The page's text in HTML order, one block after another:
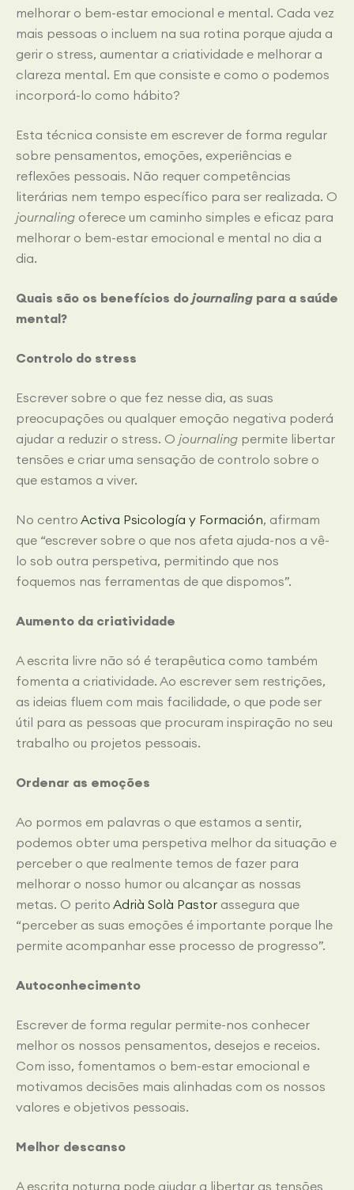
melhorar o bem-estar emocional e mental. Cada vez
mais pessoas o incluem na sua rotina porque ajuda a
gerir o stress, aumentar a criatividade e melhorar a
clareza mental. Em que consiste e como o podemos
incorporá-lo como hábito?
Esta técnica consiste em escrever de forma regular
sobre pensamentos, emoções, experiências e
reflexões pessoais. Não requer competências
literárias nem tempo específico para ser realizada. O
journaling oferece um caminho simples e eficaz para
melhorar o bem-estar emocional e mental no dia a
dia.
Quais são os benefícios do journaling para a saúde
mental?
Controlo do stress
Escrever sobre o que fez nesse dia, as suas
preocupações ou qualquer emoção negativa poderá
ajudar a reduzir o stress. O journaling permite libertar
tensões e criar uma sensação de controlo sobre o
que estamos a viver.
No centro Activa Psicología y Formación, afirmam
que “escrever sobre o que nos afeta ajuda-nos a vê-
lo sob outra perspetiva, permitindo que nos
foquemos nas ferramentas de que dispomos”.
Aumento da criatividade
A escrita livre não só é terapêutica como também
fomenta a criatividade. Ao escrever sem restrições,
as ideias fluem com mais facilidade, o que pode ser
útil para as pessoas que procuram inspiração no seu
trabalho ou projetos pessoais.
Ordenar as emoções
Ao pormos em palavras o que estamos a sentir,
podemos obter uma perspetiva melhor da situação e
perceber o que realmente temos de fazer para
melhorar o nosso humor ou alcançar as nossas
metas. O perito Adrià Solà Pastor assegura que
“perceber as suas emoções é importante porque lhe
permite acompanhar esse processo de progresso”.
Autoconhecimento
Escrever de forma regular permite-nos conhecer
melhor os nossos pensamentos, desejos e receios.
Com isso, fomentamos o bem-estar emocional e
motivamos decisões mais alinhadas com os nossos
valores e objetivos pessoais.
Melhor descanso
A escrita noturna pode ajudar a libertar as tensões